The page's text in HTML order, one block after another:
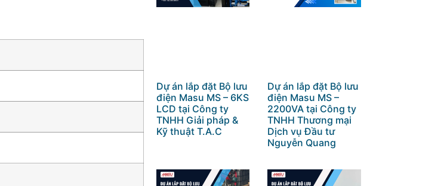
Dự án lắp đặt Bộ lưu
điện Masu MS – 6KS
LCD tại Công ty
TNHH Giải pháp &
Kỹ thuật T.A.C
Dự án lắp đặt Bộ lưu
điện Masu MS –
2200VA tại Công ty
TNHH Thương mại
Dịch vụ Đầu tư
Nguyễn Quang